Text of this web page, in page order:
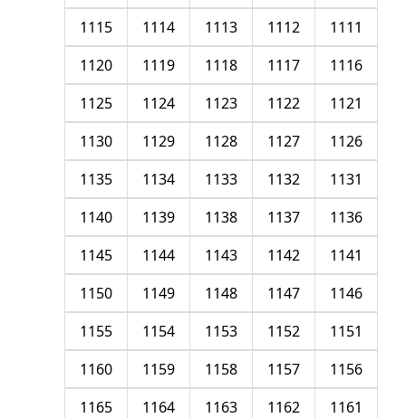
1111
1112
1113
1114
1115
1116
1117
1118
1119
1120
1121
1122
1123
1124
1125
1126
1127
1128
1129
1130
1131
1132
1133
1134
1135
1136
1137
1138
1139
1140
1141
1142
1143
1144
1145
1146
1147
1148
1149
1150
1151
1152
1153
1154
1155
1156
1157
1158
1159
1160
1161
1162
1163
1164
1165